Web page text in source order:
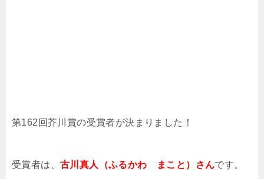
第162回芥川賞の受賞者が決まりました！
受賞者は、 古川真人（ふるかわ まこと）さんです。